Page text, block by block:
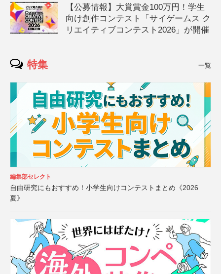
【公募情報】大賞賞金100万円！学生
向け創作コンテスト「サイゲームス ク
リエイティブコンテスト2026」が開催
特集 一覧
編集部セレクト
自由研究にもおすすめ！小学生向けコンテストまとめ《2026
夏》